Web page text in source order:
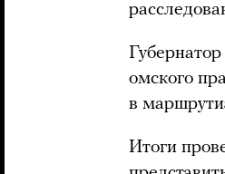
омского
в
Итоги